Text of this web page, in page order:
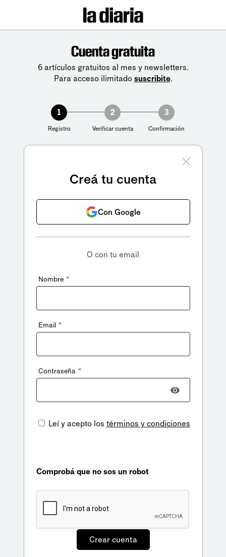
Cuenta gratuita
6 artículos gratuitos al mes y newsletters.
Para acceso ilimitado suscribite.
1
Registro
2
Verificar cuenta
3
Confirmación
Creá tu cuenta
Con Google
O con tu email
Nombre *
Email *
Contraseña *
Leí y acepto los términos y condiciones
Comprobá que no sos un robot